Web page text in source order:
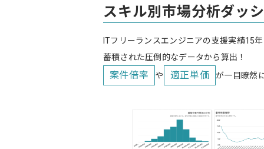
スキル別市場分析ダッ
ITフリーランスエンジニアの支援実績15
蓄積された圧倒的なデータから算出！
案件倍率 や 適正単価 が一目瞭然